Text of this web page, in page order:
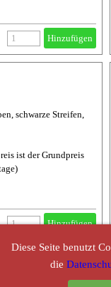
Hinzufügen
schwarze Streifen,
ist der Grundpreis
Hinzufügen
Diese Seite benutzt
die